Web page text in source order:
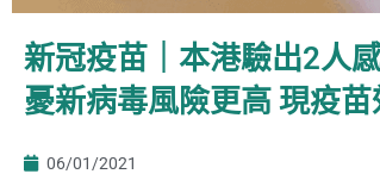
新冠疫苗｜本港驗出2人
憂新病毒風險更高 現疫
06/01/2021